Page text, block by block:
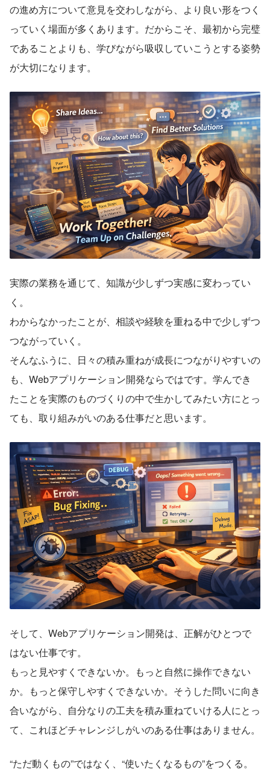
の進め方について意見を交わしながら、より良い形をつく
っていく場面が多くあります。だからこそ、最初から完璧
であることよりも、学びながら吸収していこうとする姿勢
が大切になります。
実際の業務を通じて、知識が少しずつ実感に変わってい
く。
わからなかったことが、相談や経験を重ねる中で少しずつ
つながっていく。
そんなふうに、日々の積み重ねが成長につながりやすいの
も、Webアプリケーション開発ならではです。学んでき
たことを実際のものづくりの中で生かしてみたい方にとっ
ても、取り組みがいのある仕事だと思います。
そして、Webアプリケーション開発は、正解がひとつで
はない仕事です。
もっと見やすくできないか。もっと自然に操作できない
か。もっと保守しやすくできないか。そうした問いに向き
合いながら、自分なりの工夫を積み重ねていける人にとっ
て、これほどチャレンジしがいのある仕事はありません。
“ただ動くもの”ではなく、“使いたくなるもの”をつくる。